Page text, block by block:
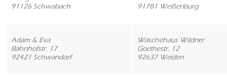
91126 Schwabach
91781 Weißenburg
Adam & Eva
Bahnhofstr. 17
92421 Schwandorf
Wäschehaus Wildner
Goethestr. 12
92637 Weiden